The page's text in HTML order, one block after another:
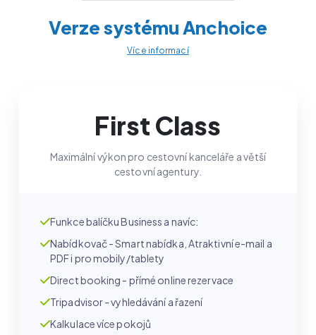
Verze systému Anchoice
Více informací
First Class
Maximální výkon pro cestovní kanceláře a větší
cestovní agentury.
Funkce balíčku Business a navíc:
Nabídkovač - Smart nabídka, Atraktivní e-mail a
PDF i pro mobily/tablety
Direct booking - přímé online rezervace
Tripadvisor - vyhledávání a řazení
Kalkulace více pokojů